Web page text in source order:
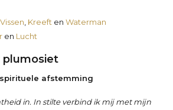
Vissen Kreeft en Waterman
en Lucht
plumosiet
afstemming
in. In stilte verbind ik mij met mijn